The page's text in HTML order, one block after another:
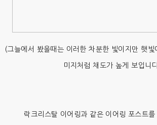
(그늘에서 봤을때는 이러한 차분한 빛이지만 햇빛
미지처럼 채도가 높게 보입니
락크리스탈 이어링과 같은 이어링 포스트를